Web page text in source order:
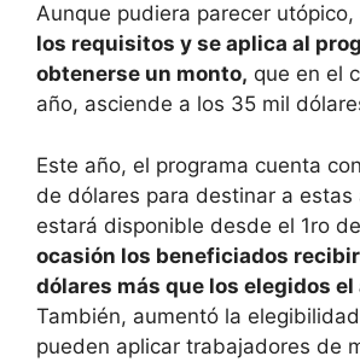
Aunque pudiera parecer utópico,
los requisitos y se aplica al
obtenerse un monto, que en el
año, asciende a los 35 mil
Este año, el programa cuenta
de dólares para destinar a estas
estará disponible desde el 1ro
ocasión los beneficiados
dólares más que los elegidos el
También, aumentó la
pueden aplicar trabajadores de